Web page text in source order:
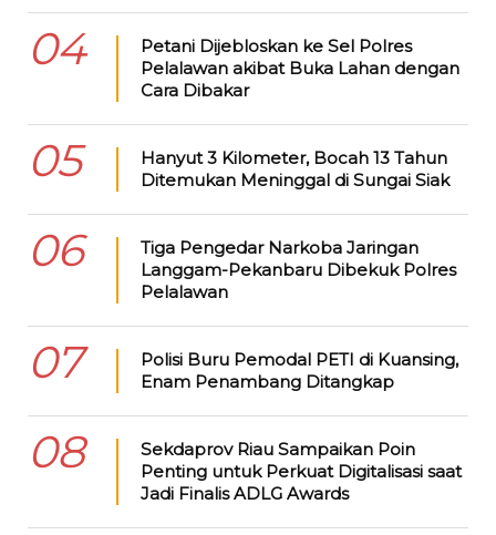
04
Petani Dijebloskan ke Sel Polres
Pelalawan akibat Buka Lahan dengan
Cara Dibakar
05
Hanyut 3 Kilometer, Bocah 13 Tahun
Ditemukan Meninggal di Sungai Siak
06
Tiga Pengedar Narkoba Jaringan
Langgam-Pekanbaru Dibekuk Polres
Pelalawan
07
Polisi Buru Pemodal PETI di Kuansing,
Enam Penambang Ditangkap
08
Sekdaprov Riau Sampaikan Poin
Penting untuk Perkuat Digitalisasi saat
Jadi Finalis ADLG Awards